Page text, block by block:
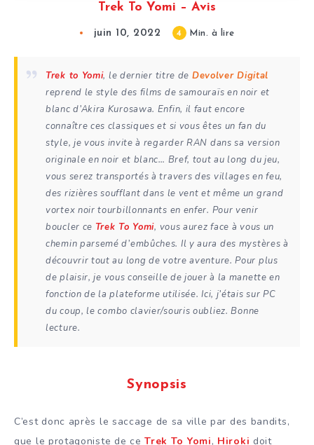
Trek To Yomi – Avis
juin 10, 2022 4 Min. à lire
Trek to Yomi, le dernier titre de Devolver Digital
reprend le style des films de samouraïs en noir et
blanc d’Akira Kurosawa. Enfin, il faut encore
connaître ces classiques et si vous êtes un fan du
style, je vous invite à regarder RAN dans sa version
originale en noir et blanc… Bref, tout au long du jeu,
vous serez transportés à travers des villages en feu,
des rizières soufflant dans le vent et même un grand
vortex noir tourbillonnants en enfer. Pour venir
boucler ce Trek To Yomi, vous aurez face à vous un
chemin parsemé d’embûches. Il y aura des mystères à
découvrir tout au long de votre aventure. Pour plus
de plaisir, je vous conseille de jouer à la manette en
fonction de la plateforme utilisée. Ici, j’étais sur PC
du coup, le combo clavier/souris oubliez. Bonne
lecture.
Synopsis
C’est donc après le saccage de sa ville par des bandits,
que le protagoniste de ceTrek To Yomi, Hiroki doit